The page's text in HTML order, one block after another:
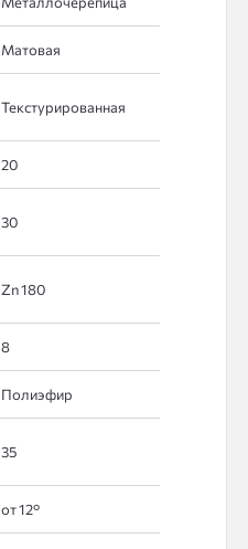
Матовая
Текстурированная
20
30
Zn 180
8
Полиэфир
35
от 12°